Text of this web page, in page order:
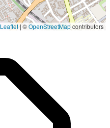
Leaflet|©OpenStreetMapcontributors